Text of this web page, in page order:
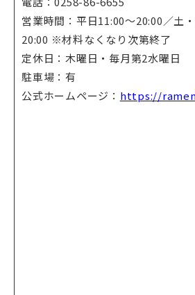
営業時間：平日11:00〜20:00／土
20:00 ※材料なくなり次第終了
定休日：木曜日・毎月第2水曜日
駐車場：有
公式ホームページ： https://